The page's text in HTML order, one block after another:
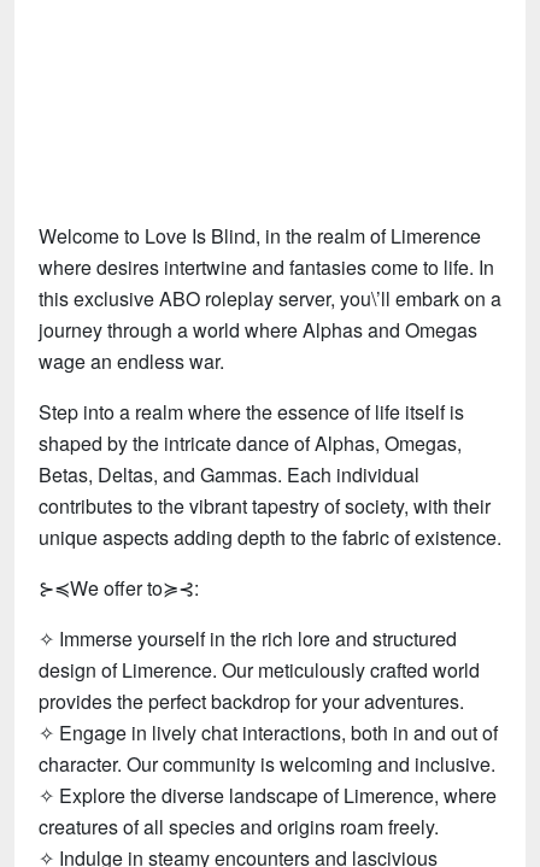
Welcome to Love Is Blind, in the realm of Limerence
where desires intertwine and fantasies come to life. In
this exclusive ABO roleplay server, you\’ll embark on a
journey through a world where Alphas and Omegas
wage an endless war.
Step into a realm where the essence of life itself is
shaped by the intricate dance of Alphas, Omegas,
Betas, Deltas, and Gammas. Each individual
contributes to the vibrant tapestry of society, with their
unique aspects adding depth to the fabric of existence.
⊱≼We offer to≽⊰:
✧ Immerse yourself in the rich lore and structured
design of Limerence. Our meticulously crafted world
provides the perfect backdrop for your adventures.
✧ Engage in lively chat interactions, both in and out of
character. Our community is welcoming and inclusive.
✧ Explore the diverse landscape of Limerence, where
creatures of all species and origins roam freely.
✧ Indulge in steamy encounters and lascivious